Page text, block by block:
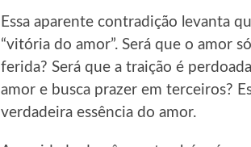
Essa aparente contradição levanta
“vitória do amor”. Será que o amor
ferida? Será que a traição é
amor e busca prazer em terceiros?
verdadeira essência do amor.